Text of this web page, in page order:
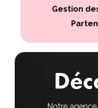
Gestion